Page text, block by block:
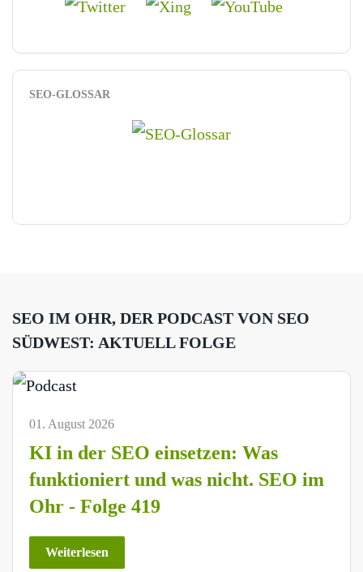
SEO-GLOSSAR
SEO IM OHR, DER PODCAST VON SEO
SÜDWEST: AKTUELL FOLGE
01. August 2026
KI in der SEO einsetzen: Was
funktioniert und was nicht. SEO im
Ohr - Folge 419
Weiterlesen